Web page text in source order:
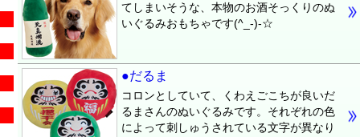
てしまいそうな、本物のお酒そっくりのぬ
いぐるみおもちゃです(^_-)-☆
●だるま
コロンとしていて、くわえごこちが良いだ
るまさんのぬいぐるみです。それぞれの色
によって刺しゅうされている文字が異なり